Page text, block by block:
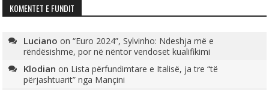
KOMENTET E FUNDIT
Luciano on“Euro 2024”, Sylvinho: Ndeshja më e
rëndësishme, por në nëntor vendoset kualifikimi
Klodian on Lista përfundimtare e Italisë, ja tre “të
përjashtuarit” nga Mançini